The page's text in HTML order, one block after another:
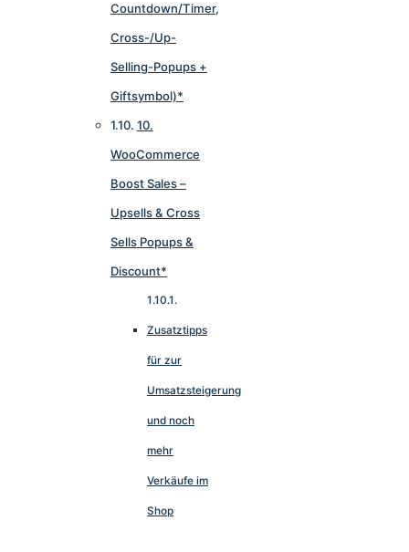
Countdown/Timer,
Cross-/Up-
Selling-Popups +
Giftsymbol)*
10.
WooCommerce
Boost Sales –
Upsells & Cross
Sells Popups &
Discount*
Zusatztipps
für zur
Umsatzsteigerung
und noch
mehr
Verkäufe im
Shop